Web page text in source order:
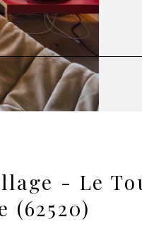
- Le
(62520)